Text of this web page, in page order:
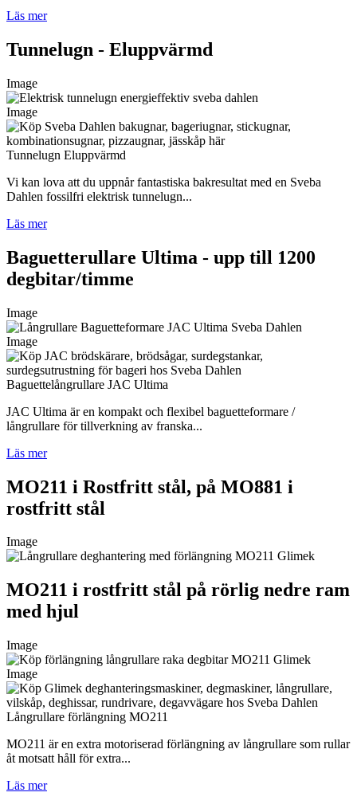
Läs mer
Tunnelugn - Eluppvärmd
Image
Image
Tunnelugn Eluppvärmd
Vi kan lova att du uppnår fantastiska bakresultat med en Sveba
Dahlen fossilfri elektrisk tunnelugn...
Läs mer
Baguetterullare Ultima - upp till 1200
degbitar/timme
Image
Image
Baguettelångrullare JAC Ultima
JAC Ultima är en kompakt och flexibel baguetteformare /
långrullare för tillverkning av franska...
Läs mer
MO211 i Rostfritt stål, på MO881 i
rostfritt stål
Image
MO211 i rostfritt stål på rörlig nedre ram
med hjul
Image
Image
Långrullare förlängning MO211
MO211 är en extra motoriserad förlängning av långrullare som rullar
åt motsatt håll för extra...
Läs mer